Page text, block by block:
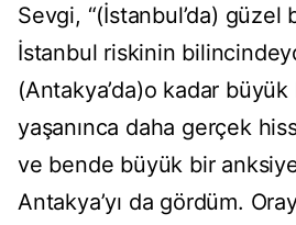
Sevgi, “(İstanbul’da) güzel
İstanbul riskinin
(Antakya’da)o kadar
yaşanınca daha gerçek
ve bende büyük bir
Antakya’yı da gördüm.